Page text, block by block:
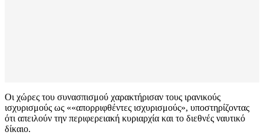
Οι χώρες του συνασπισμού χαρακτήρισαν τους ιρανικούς
ισχυρισμούς ως ««απορριφθέντες ισχυρισμούς», υποστηρίζοντας
ότι απειλούν την περιφερειακή κυριαρχία και το διεθνές ναυτικό
δίκαιο.